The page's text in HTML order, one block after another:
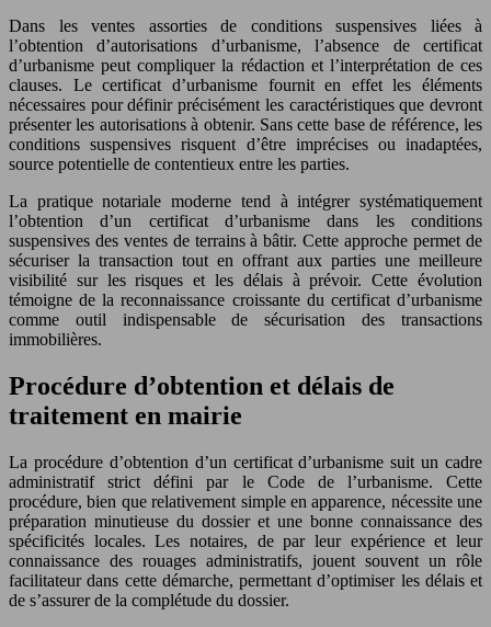
Dans les ventes assorties de conditions suspensives liées à
l’obtention d’autorisations d’urbanisme, l’absence de certificat
d’urbanisme peut compliquer la rédaction et l’interprétation de ces
clauses. Le certificat d’urbanisme fournit en effet les éléments
nécessaires pour définir précisément les caractéristiques que devront
présenter les autorisations à obtenir. Sans cette base de référence, les
conditions suspensives risquent d’être imprécises ou inadaptées,
source potentielle de contentieux entre les parties.
La pratique notariale moderne tend à intégrer systématiquement
l’obtention d’un certificat d’urbanisme dans les conditions
suspensives des ventes de terrains à bâtir. Cette approche permet de
sécuriser la transaction tout en offrant aux parties une meilleure
visibilité sur les risques et les délais à prévoir. Cette évolution
témoigne de la reconnaissance croissante du certificat d’urbanisme
comme outil indispensable de sécurisation des transactions
immobilières.
Procédure d’obtention et délais de
traitement en mairie
La procédure d’obtention d’un certificat d’urbanisme suit un cadre
administratif strict défini par le Code de l’urbanisme. Cette
procédure, bien que relativement simple en apparence, nécessite une
préparation minutieuse du dossier et une bonne connaissance des
spécificités locales. Les notaires, de par leur expérience et leur
connaissance des rouages administratifs, jouent souvent un rôle
facilitateur dans cette démarche, permettant d’optimiser les délais et
de s’assurer de la complétude du dossier.